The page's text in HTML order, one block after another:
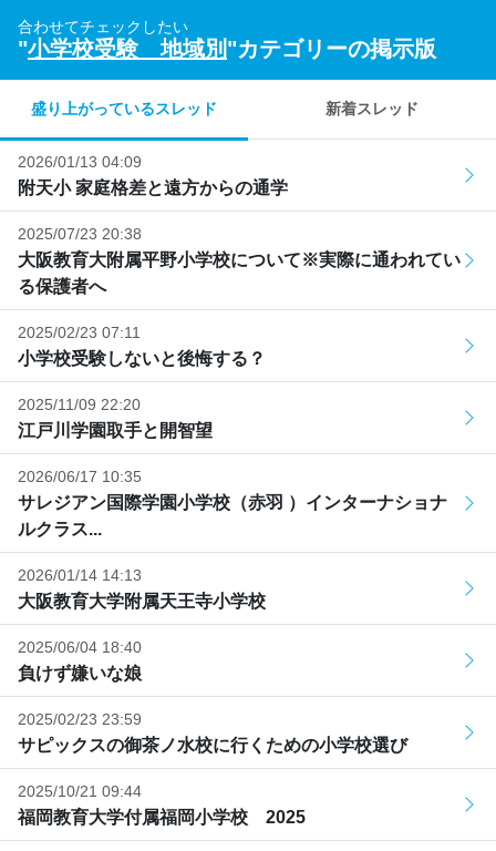
合わせてチェックしたい
"小学校受験 地域別 "カテゴリーの掲示版
盛り上がっているスレッド 新着スレッド
2026/01/13 04:09
附天小 家庭格差と遠方からの通学
2025/07/23 20:38
大阪教育大附属平野小学校について※実際に通われてい
る保護者へ
2025/02/23 07:11
小学校受験しないと後悔する？
2025/11/09 22:20
江戸川学園取手と開智望
2026/06/17 10:35
サレジアン国際学園小学校（赤羽 ）インターナショナ
ルクラス...
2026/01/14 14:13
大阪教育大学附属天王寺小学校
2025/06/04 18:40
負けず嫌いな娘
2025/02/23 23:59
サピックスの御茶ノ水校に行くための小学校選び
2025/10/21 09:44
福岡教育大学付属福岡小学校 2025